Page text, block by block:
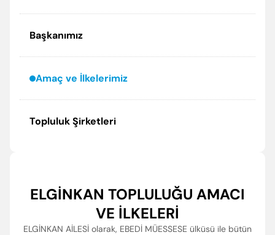
İLETİŞİM
Başkanımız
Amaç ve İlkelerimiz
Topluluk Şirketleri
ELGİNKAN TOPLULUĞU AMACI
VE İLKELERİ
ELGİNKAN AİLESİ olarak, EBEDİ MÜESSESE ülküsü ile bütün